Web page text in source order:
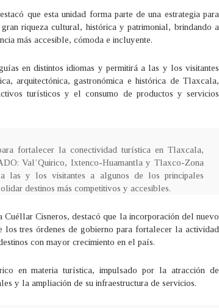
que esta unidad forma parte de una estrategia para
riqueza cultural, histórica y patrimonial, brindando a
más accesible, cómoda e incluyente.
en distintos idiomas y permitirá a las y los visitantes
arquitectónica, gastronómica e histórica de Tlaxcala,
turísticos y el consumo de productos y servicios
fortalecer la conectividad turística en Tlaxcala,
Val’Quirico, Ixtenco-Huamantla y Tlaxco-Zona
las y los visitantes a algunos de los principales
destinos más competitivos y accesibles.
Cisneros, destacó que la incorporación del nuevo
los tres órdenes de gobierno para fortalecer la actividad
con mayor crecimiento en el país.
en materia turística, impulsado por la atracción de
y la ampliación de su infraestructura de servicios.